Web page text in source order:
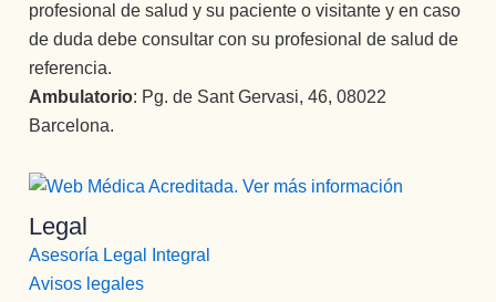
profesional de salud y su paciente o visitante y en caso
de duda debe consultar con su profesional de salud de
referencia.
Ambulatorio: Pg. de Sant Gervasi, 46, 08022
Barcelona.
Legal
Asesoría Legal Integral
Avisos legales